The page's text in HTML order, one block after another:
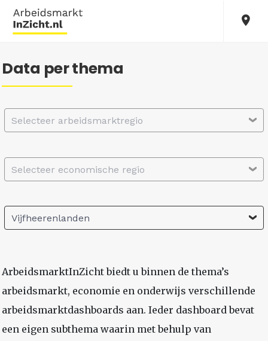
Data per thema
Selecteer arbeidsmarktregio
Selecteer economische regio
Vijfheerenlanden
ArbeidsmarktInZicht biedt u binnen de thema’s
arbeidsmarkt, economie en onderwijs verschillende
arbeidsmarktdashboards aan. Ieder dashboard bevat
een eigen subthema waarin met behulp van